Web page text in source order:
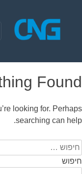
content
Found
looking for. Perhaps
searching can help.
חיפוש:
חיפוש